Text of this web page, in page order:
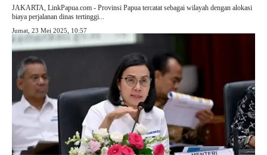
JAKARTA, LinkPapua.com - Provinsi Papua tercatat sebagai wilayah dengan alokasi
biaya perjalanan dinas tertinggi...
Jumat, 23 Mei 2025, 10:57